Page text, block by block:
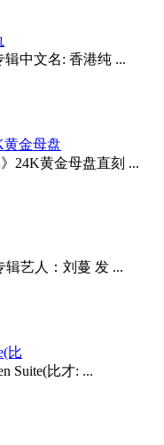
辑中文名: 香港纯 ...
黄金母盘
24K黄金母盘直刻 ...
辑艺人：刘蔓 发 ...
比
Suite(比才: ...